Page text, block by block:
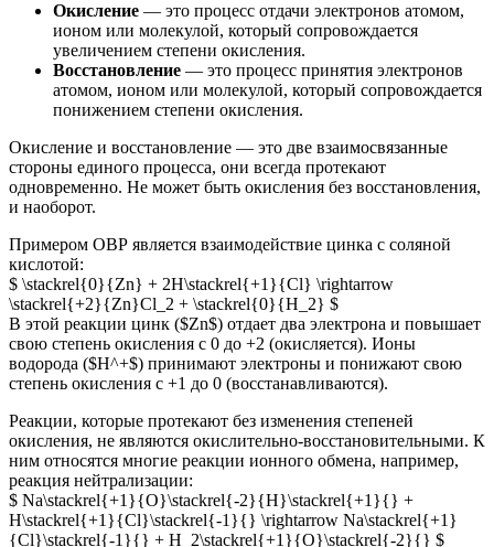
Окисление — это процесс отдачи электронов атомом,
ионом или молекулой, который сопровождается
увеличением степени окисления.
Восстановление — это процесс принятия электронов
атомом, ионом или молекулой, который сопровождается
понижением степени окисления.
Окисление и восстановление — это две взаимосвязанные
стороны единого процесса, они всегда протекают
одновременно. Не может быть окисления без восстановления,
и наоборот.
Примером ОВР является взаимодействие цинка с соляной
кислотой:
$ \stackrel{0}{Zn} + 2H\stackrel{+1}{Cl} \rightarrow
\stackrel{+2}{Zn}Cl_2 + \stackrel{0}{H_2} $
В этой реакции цинк ($Zn$) отдает два электрона и повышает
свою степень окисления с 0 до +2 (окисляется). Ионы
водорода ($H^+$) принимают электроны и понижают свою
степень окисления с +1 до 0 (восстанавливаются).
Реакции, которые протекают без изменения степеней
окисления, не являются окислительно-восстановительными. К
ним относятся многие реакции ионного обмена, например,
реакция нейтрализации:
$ Na\stackrel{+1}{O}\stackrel{-2}{H}\stackrel{+1}{} +
H\stackrel{+1}{Cl}\stackrel{-1}{} \rightarrow Na\stackrel{+1}
{Cl}\stackrel{-1}{} + H_2\stackrel{+1}{O}\stackrel{-2}{} $